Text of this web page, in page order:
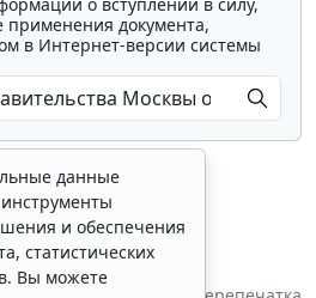
о вступлении в силу,
применения документа,
в Интернет-версии системы
все материалы
данные
и обеспечения
статистических
Вы можете